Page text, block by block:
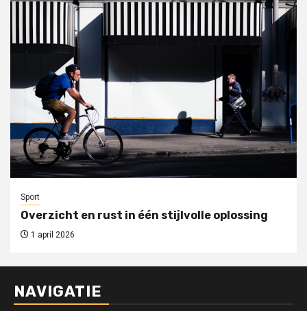
Sport
Overzicht en rust in één stijlvolle oplossing
1 april 2026
NAVIGATIE